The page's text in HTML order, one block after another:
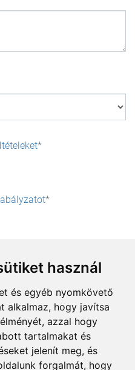
használ
és egyéb nyomkövető
alkalmaz, hogy javítsa
azzal hogy
tartalmakat és
jelenít meg, és
forgalmát, hogy